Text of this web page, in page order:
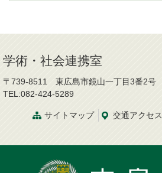
学術・社会連携室
〒739-8511 東広島市鏡山一丁目3番2号
TEL:082-424-5289
サイトマップ 交通アクセス